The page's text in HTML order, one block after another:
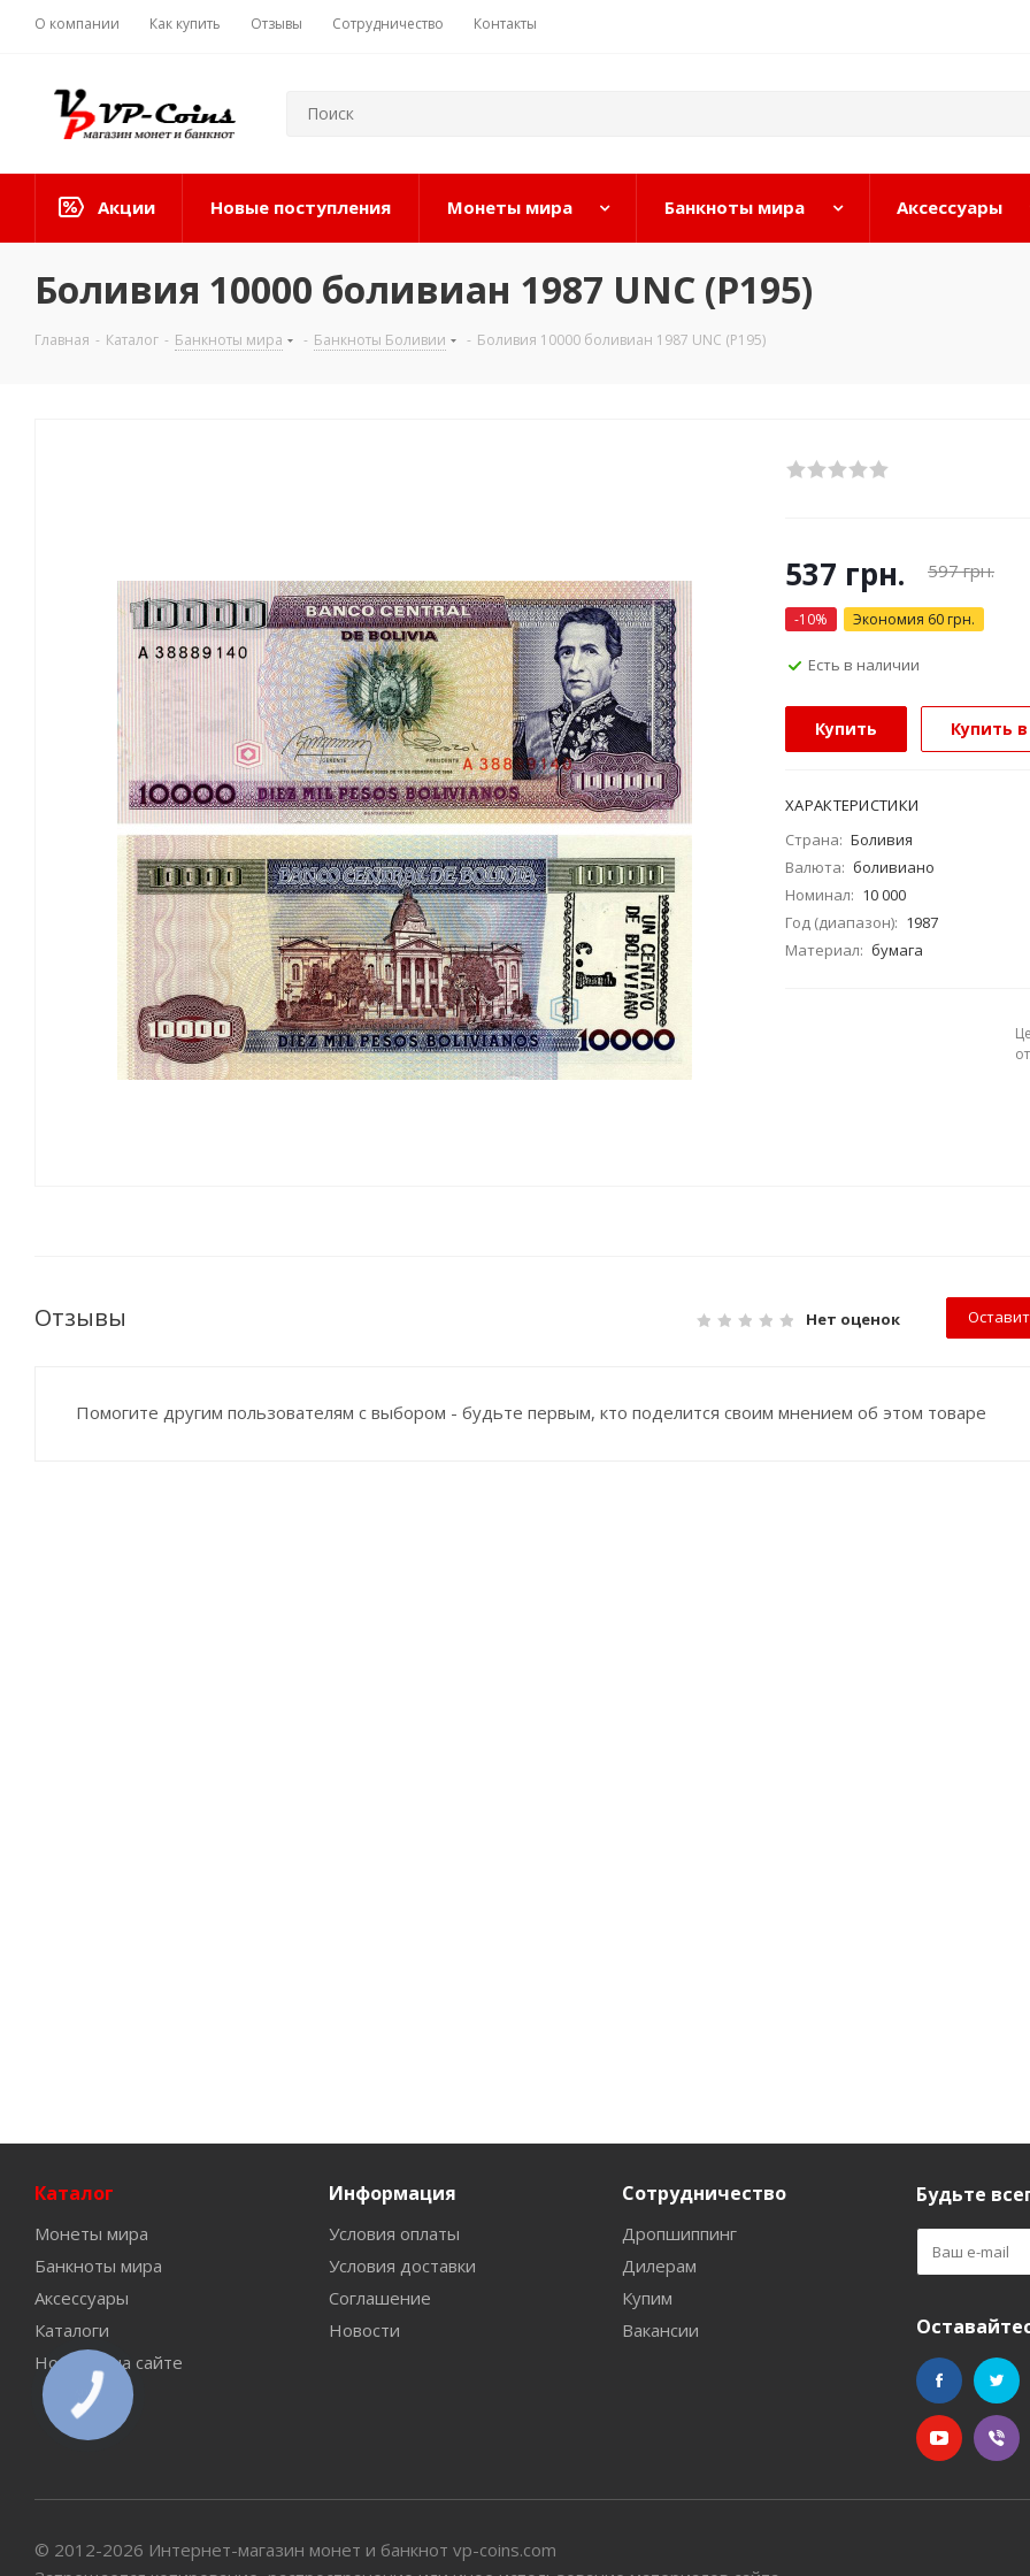
О компании Как купить Отзывы Сотрудничество Контакты
Акции Новые поступления Монеты мира Банкноты мира Аксессуары
Боливия 10000 боливиан 1987 UNC (P195)
Главная - Каталог - Банкноты мира - Банкноты Боливии - Боливия 10000 боливиан 1987 UNC (P195)
537 грн. 597грн.
-10% Экономия 60 грн.
Есть в наличии
Купить Купить
ХАРАКТЕРИСТИКИ
Страна: Боливия
Валюта: боливиано
Номинал: 10 000
Год (диапазон): 1987
Материал: бумага
Отзывы Нет оценок
Помогите другим пользователям с выбором - будьте первым, кто поделится своим мнением об этом товаре
Каталог
Монеты мира
Банкноты мира
Аксессуары
Каталоги
Новинки на сайте
Информация
Условия оплаты
Условия доставки
Соглашение
Новости
Сотрудничество
Дропшиппинг
Дилерам
Купим
Вакансии
Будьте
© 2012-2026 Интернет-магазин монет и банкнот vp-coins.com
КНОПКА
СВЯЗИ